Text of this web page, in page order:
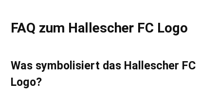
FAQ zum Hallescher FC Logo
Was symbolisiert das Hallescher FC
Logo?